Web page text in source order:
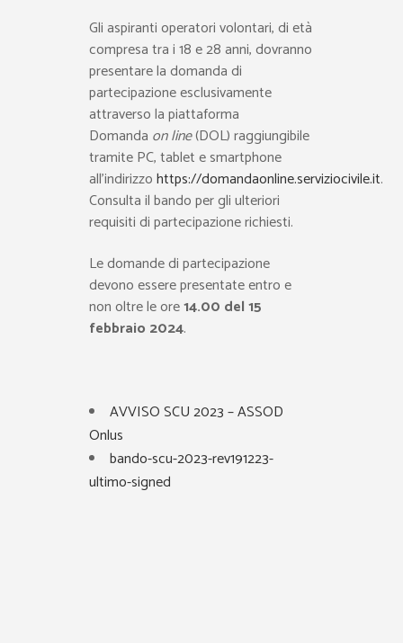
Gli aspiranti operatori volontari, di età
compresa tra i 18 e 28 anni, dovranno
presentare la domanda di
partecipazione esclusivamente
attraverso la piattaforma
Domanda on line(DOL) raggiungibile
tramite PC, tablet e smartphone
all’indirizzohttps://domandaonline.serviziocivile.it.
Consulta il bando per gli ulteriori
requisiti di partecipazione richiesti.
Le domande di partecipazione
devono essere presentate entro e
non oltre le ore14.00 del 15
febbraio 2024.
AVVISO SCU 2023 – ASSOD
Onlus
bando-scu-2023-rev191223-
ultimo-signed